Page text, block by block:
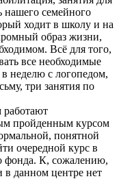
нашего семейного
ходит в школу и на
образ жизни,
Всё для того,
все необходимые
в неделю с логопедом,
три занятия по
работают
пройденным курсом
понятной
очередной курс в
фонда. К, сожалению,
данном центре нет